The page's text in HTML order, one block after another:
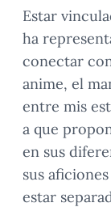
Estar
ha
conectar
anime, el
entre mis
a que
en sus
sus
estar